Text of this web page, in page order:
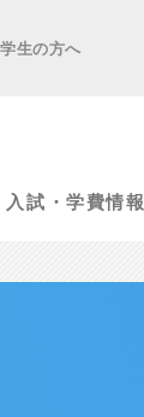
生の方へ
入試・学費情報